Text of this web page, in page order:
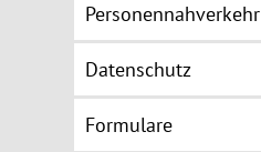
Personennahverkehr
Datenschutz
Formulare